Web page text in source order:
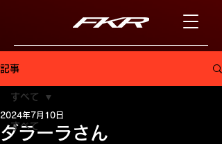
記事
すべて
すべて
ダラーラさん
2024年7月10日